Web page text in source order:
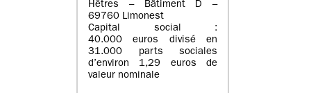
Hêtres – Bâtiment D –
69760 Limonest
Capital social :
40.000 euros divisé en
31.000 parts sociales
d’environ 1,29 euros de
valeur nominale